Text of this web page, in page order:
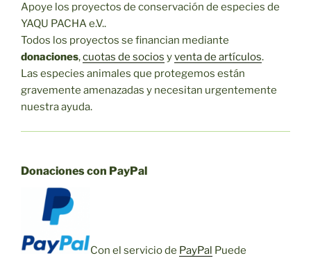
Apoye los proyectos de conservación de especies de
YAQU PACHA e.V..
Todos los proyectos se financian mediante
donaciones,cuotas de socios yventa de artículos.
Las especies animales que protegemos están
gravemente amenazadas y necesitan urgentemente
nuestra ayuda.
Donaciones con PayPal
Con el servicio de PayPal Puede